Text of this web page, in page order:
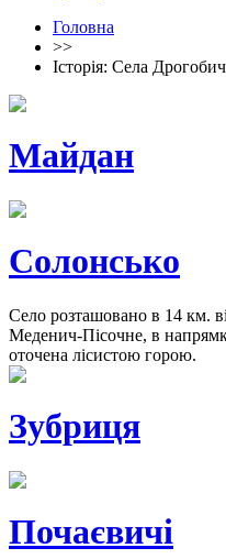
Головна
>>
Історія: Села
Майдан
Солонсько
Село розташовано в 14 км.
Меденич-Пісочне, в
оточена лісистою горою.
Зубриця
Почаєвичі